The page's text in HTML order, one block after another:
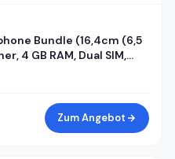
Bundle (16,4cm (6,5
4 GB RAM, Dual SIM,
[Exklusiv
Zum Angebot